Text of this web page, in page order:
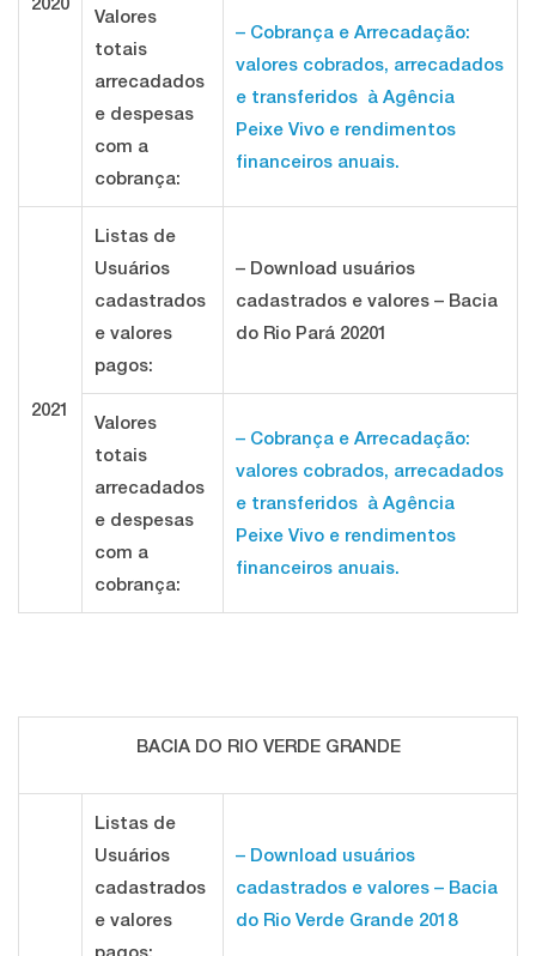
Valores
totais
arrecadados
e despesas
com a
cobrança:
– Cobrança e Arrecadação:
valores cobrados, arrecadados
e transferidos à Agência
Peixe Vivo e rendimentos
financeiros anuais.
2021
Listas de
Usuários
cadastrados
e valores
pagos:
– Download usuários
cadastrados e valores – Bacia
do Rio Pará 20201
Valores
totais
arrecadados
e despesas
com a
cobrança:
– Cobrança e Arrecadação:
valores cobrados, arrecadados
e transferidos à Agência
Peixe Vivo e rendimentos
financeiros anuais.
BACIA DO RIO VERDE GRANDE
Listas de
Usuários
cadastrados
e valores
pagos:
– Download usuários
cadastrados e valores – Bacia
do Rio Verde Grande 2018